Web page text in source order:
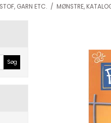
GARN ETC. / MØNSTRE,
Søg